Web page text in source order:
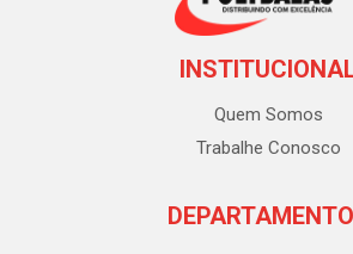
Quem Somos
Trabalhe Conosco